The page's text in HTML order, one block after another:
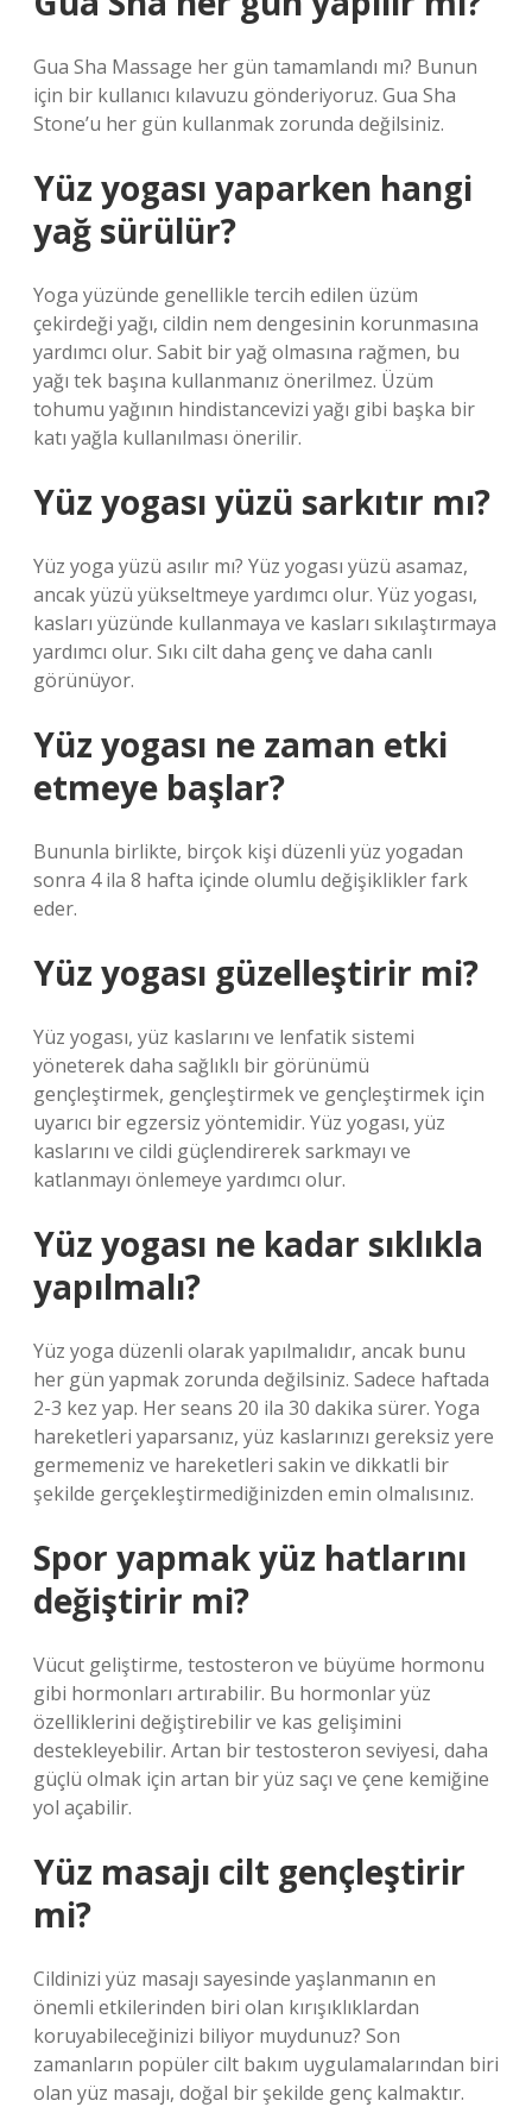
Gua Sha Massage her gün tamamlandı mı? Bunun
için bir kullanıcı kılavuzu gönderiyoruz. Gua Sha
Stone’u her gün kullanmak zorunda değilsiniz.
Yüz yogası yaparken hangi
yağ sürülür?
Yoga yüzünde genellikle tercih edilen üzüm
çekirdeği yağı, cildin nem dengesinin korunmasına
yardımcı olur. Sabit bir yağ olmasına rağmen, bu
yağı tek başına kullanmanız önerilmez. Üzüm
tohumu yağının hindistancevizi yağı gibi başka bir
katı yağla kullanılması önerilir.
Yüz yogası yüzü sarkıtır mı?
Yüz yoga yüzü asılır mı? Yüz yogası yüzü asamaz,
ancak yüzü yükseltmeye yardımcı olur. Yüz yogası,
kasları yüzünde kullanmaya ve kasları sıkılaştırmaya
yardımcı olur. Sıkı cilt daha genç ve daha canlı
görünüyor.
Yüz yogası ne zaman etki
etmeye başlar?
Bununla birlikte, birçok kişi düzenli yüz yogadan
sonra 4 ila 8 hafta içinde olumlu değişiklikler fark
eder.
Yüz yogası güzelleştirir mi?
Yüz yogası, yüz kaslarını ve lenfatik sistemi
yöneterek daha sağlıklı bir görünümü
gençleştirmek, gençleştirmek ve gençleştirmek için
uyarıcı bir egzersiz yöntemidir. Yüz yogası, yüz
kaslarını ve cildi güçlendirerek sarkmayı ve
katlanmayı önlemeye yardımcı olur.
Yüz yogası ne kadar sıklıkla
yapılmalı?
Yüz yoga düzenli olarak yapılmalıdır, ancak bunu
her gün yapmak zorunda değilsiniz. Sadece haftada
2-3 kez yap. Her seans 20 ila 30 dakika sürer. Yoga
hareketleri yaparsanız, yüz kaslarınızı gereksiz yere
germemeniz ve hareketleri sakin ve dikkatli bir
şekilde gerçekleştirmediğinizden emin olmalısınız.
Spor yapmak yüz hatlarını
değiştirir mi?
Vücut geliştirme, testosteron ve büyüme hormonu
gibi hormonları artırabilir. Bu hormonlar yüz
özelliklerini değiştirebilir ve kas gelişimini
destekleyebilir. Artan bir testosteron seviyesi, daha
güçlü olmak için artan bir yüz saçı ve çene kemiğine
yol açabilir.
Yüz masajı cilt gençleştirir
mi?
Cildinizi yüz masajı sayesinde yaşlanmanın en
önemli etkilerinden biri olan kırışıklıklardan
koruyabileceğinizi biliyor muydunuz? Son
zamanların popüler cilt bakım uygulamalarından biri
olan yüz masajı, doğal bir şekilde genç kalmaktır.